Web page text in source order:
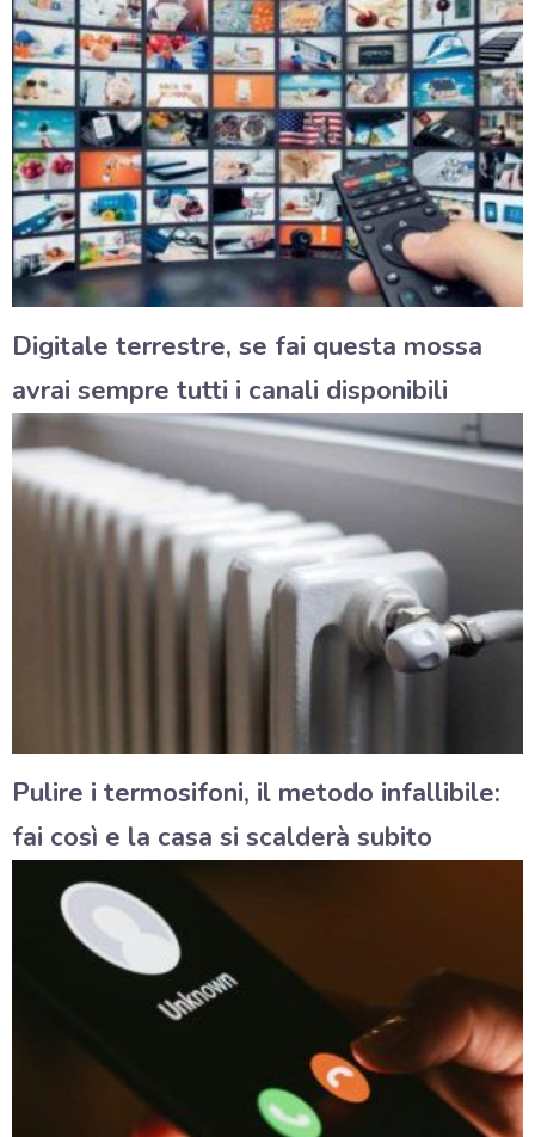
Digitale terrestre, se fai questa mossa
avrai sempre tutti i canali disponibili
Pulire i termosifoni, il metodo infallibile:
fai così e la casa si scalderà subito